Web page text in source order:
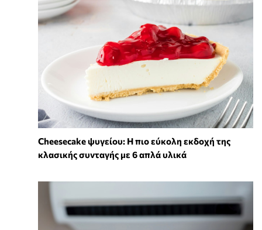
Cheesecake ψυγείου: Η πιο εύκολη εκδοχή της
κλασικής συνταγής με 6 απλά υλικά